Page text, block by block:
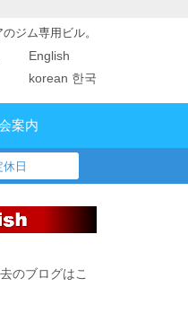
ジム専用ビル。
English
korean 한국
案内
日
のブログはこ